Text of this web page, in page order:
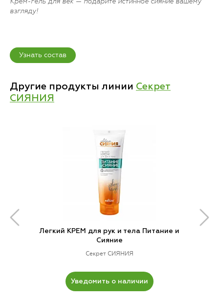
Крем-гель для век — подарите истинное сияние вашему
взгляду!
Узнать состав
Другие продукты линии Секрет
СИЯНИЯ
Легкий КРЕМ для рук и тела Питание и
Сияние
Секрет СИЯНИЯ
Уведомить о наличии